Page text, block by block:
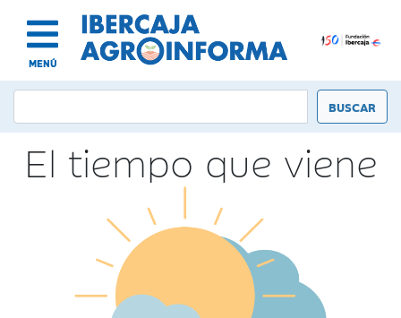
MENÚ
El tiempo que viene